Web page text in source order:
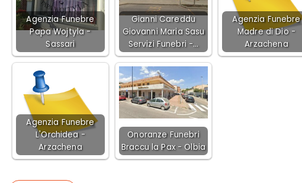
Agenzia Funebre
Papa Wojtyla -
Sassari
Gianni Careddu
Giovanni Maria Sasu
Servizi Funebri -…
Agenzia Funebre
Madre di Dio -
Arzachena
Agenzia Funebre
L'Orchidea -
Arzachena
Onoranze Funebri
Braccu la Pax - Olbia